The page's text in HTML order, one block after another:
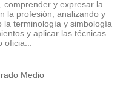
comprender y expresar la
la profesión, analizando y
la terminología y simbología
y aplicar las técnicas
Medio